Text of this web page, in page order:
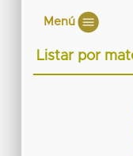
Menú
Listar por